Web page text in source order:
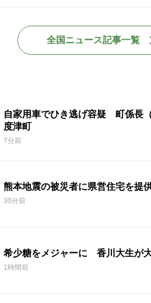
全国ニュース記事一覧
自家用車でひき逃げ容疑 町係長
度津町
7分前
熊本地震の被災者に県営住宅を
30分前
希少糖をメジャーに 香川大生が
1時間前